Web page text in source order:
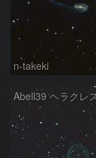
n-takeki